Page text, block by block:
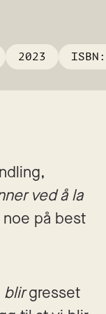
2023 ISBN:
ved å la
på best
blir gresset